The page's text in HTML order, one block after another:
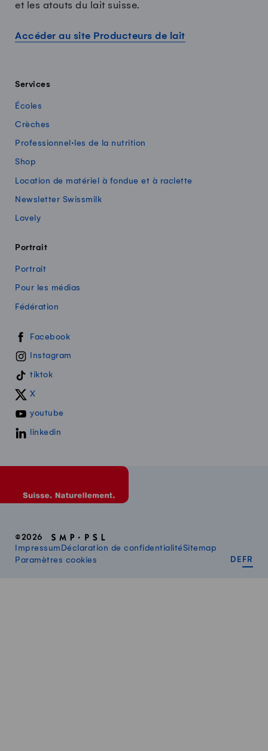
et les atouts du lait suisse.
Accéder au site Producteurs de lait
Services
Écoles
Crèches
Professionnel·les de la nutrition
Shop
Location de matériel à fondue et à raclette
Newsletter Swissmilk
Lovely
Portrait
Portrait
Pour les médias
Fédération
Swissmilk sur les réseaux sociaux
Facebook
Instagram
tiktok
X
youtube
linkedin
©2026
Impressum Déclaration de confidentialitéSitemap
Paramètres cookies
DE FR